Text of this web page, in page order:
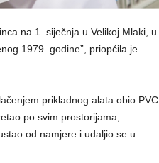
na 1. siječnja u Velikoj Mlaki, u
1979. godine”, priopćila je
prikladnog alata obio PVC
po svim prostorijama,
od namjere i udaljio se u